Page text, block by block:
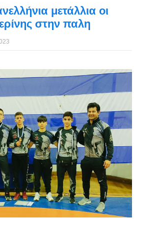
μετάλλια οι
στην παλη